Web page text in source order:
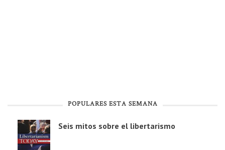
POPULARES ESTA SEMANA
Seis mitos sobre el libertarismo